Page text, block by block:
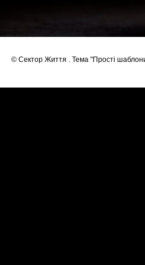
© Сектор Життя . Тема "Прості